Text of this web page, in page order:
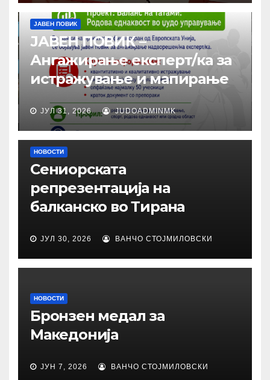
ЈАВЕН ПОВИК
ЈАВЕН ПОВИК –
Ангажирање експерт/ка за
истражување и мапирање
ЈУЛ 31, 2026 JUDOADMINMK
НОВОСТИ
Сениорската
репрезентација на
балканско во Тирана
ЈУЛ 30, 2026 ВАНЧО СТОЈМИЛОВСКИ
НОВОСТИ
Бронзен медал за
Македонија
ЈУН 7, 2026 ВАНЧО СТОЈМИЛОВСКИ